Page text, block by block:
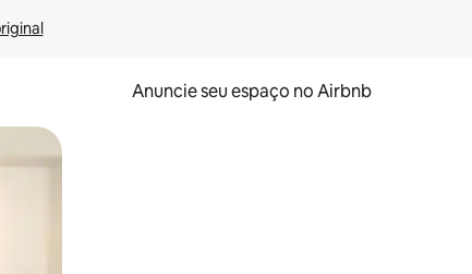
Anuncie seu espaço no Airbnb